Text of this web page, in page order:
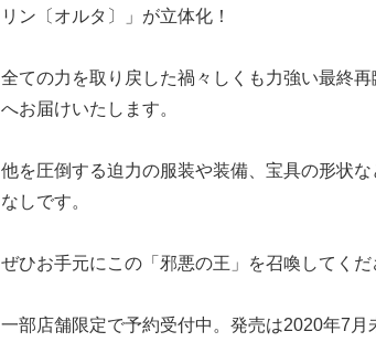
リン〔オルタ〕」が立体化！
全ての力を取り戻した禍々しくも力強い最終
へお届けいたします。
他を圧倒する迫力の服装や装備、宝具の形状
なしです。
ぜひお手元にこの「邪悪の王」を召喚してくだ
一部店舗限定で予約受付中。発売は2020年7